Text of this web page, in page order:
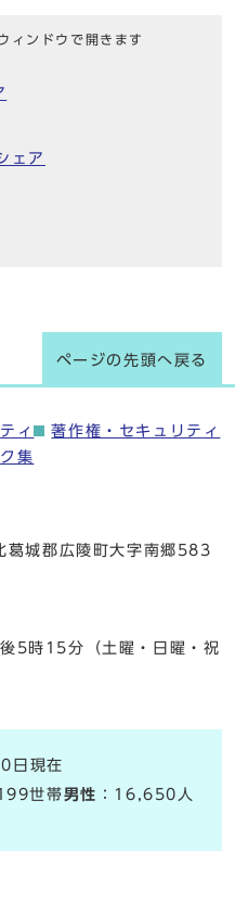
ィンドウで開きます
ェア
ページの先頭へ戻る
ィ
著作権・セキュリティ
集
城郡広陵町大字南郷583
5時15分（土曜・日曜・祝
日現在
世帯男性 ：16,650人